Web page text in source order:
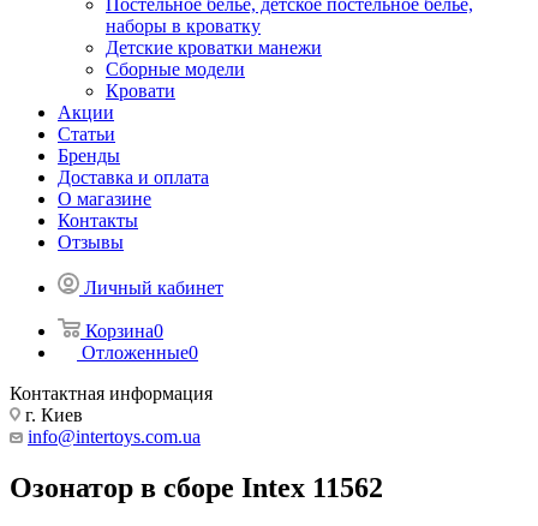
Постельное белье, детское постельное белье,
наборы в кроватку
Детские кроватки манежи
Сборные модели
Кровати
Акции
Статьи
Бренды
Доставка и оплата
О магазине
Контакты
Отзывы
Личный кабинет
Корзина0
Отложенные0
Контактная информация
г. Киев
info@intertoys.com.ua
Озонатор в сборе Intex 11562